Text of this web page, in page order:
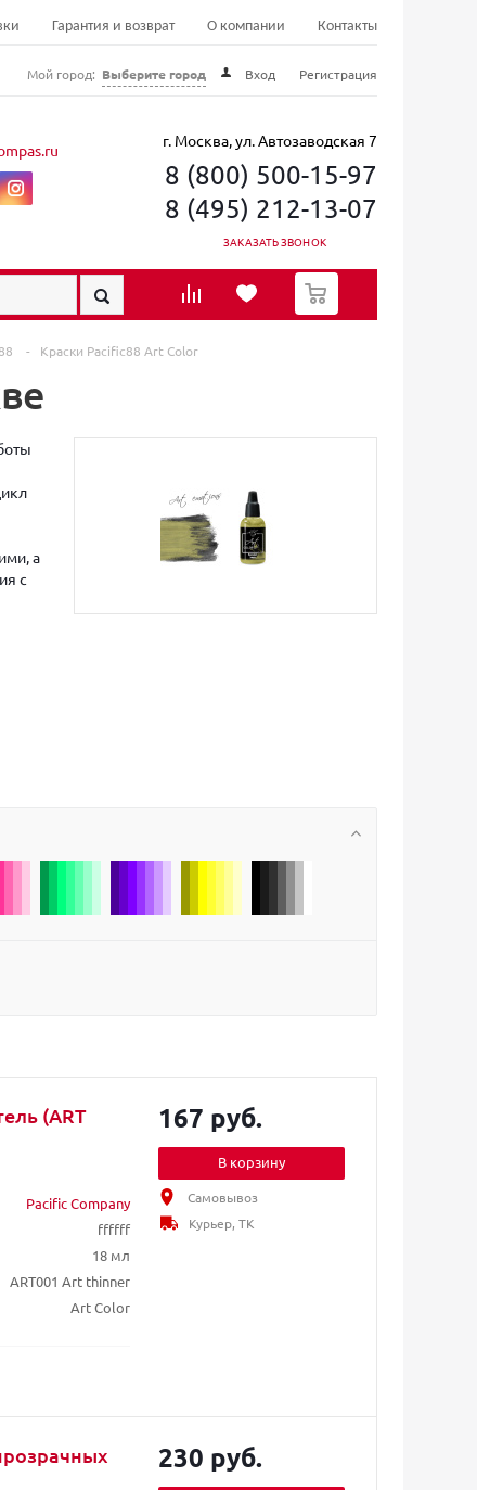
Гарантия и возврат О компании Контакты
Мой город: Выберите город Вход Регистрация
г. Москва, ул. Автозаводская 7
8 (800) 500-15-97
8 (495) 212-13-07
ЗАКАЗАТЬ ЗВОНОК
0
- Краски Pacific88 Art Color
а
с
(ART
Pacific Company
ffffff
18 мл
ART001 Art thinner
Art Color
167 руб.
В корзину
Самовывоз
Курьер, ТК
230 руб.